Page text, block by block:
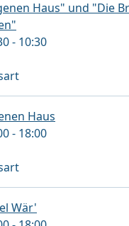
Haus" und "Die
- 10:30
Haus
- 18:00
Wär'